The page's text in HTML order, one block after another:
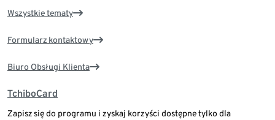
Wszystkie tematy
Formularz kontaktowy
Biuro Obsługi Klienta
TchiboCard
Zapisz się do programu i zyskaj korzyści dostępne tylko dla